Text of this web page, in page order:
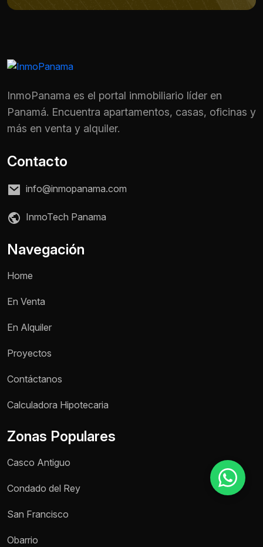
Nombre *
InmoPanama es el portal inmobiliario líder en
Panamá. Encuentra apartamentos, casas, oficinas y
más en venta y alquiler.
Contacto
info@inmopanama.com
InmoTech Panama
Navegación
Home
En Venta
En Alquiler
Proyectos
Contáctanos
Calculadora Hipotecaria
Zonas Populares
Casco Antiguo
Condado del Rey
San Francisco
Obarrio